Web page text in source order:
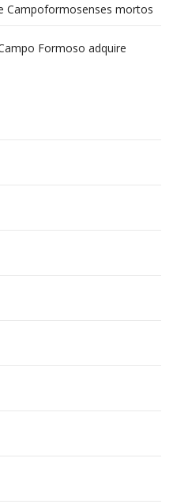
Campoformosenses mortos
em desabamentos são
Formoso adquire